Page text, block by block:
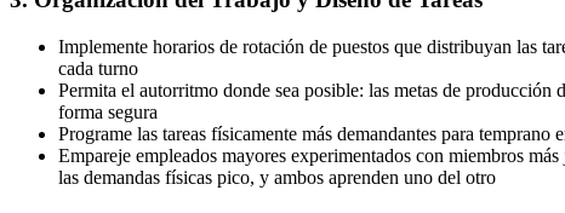
Implemente horarios de rotación de puestos que distribuyan las
cada turno
Permita el autorritmo donde sea posible: las metas de
forma segura
Programe las tareas físicamente más demandantes para
Empareje empleados mayores experimentados con miembros
las demandas físicas pico, y ambos aprenden uno del otro